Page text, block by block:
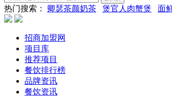
热门搜索： 卿瑟茶颜奶茶 煲官人肉蟹煲 面
招商加盟网
项目库
推荐项目
餐饮排行榜
品牌资讯
餐饮资讯